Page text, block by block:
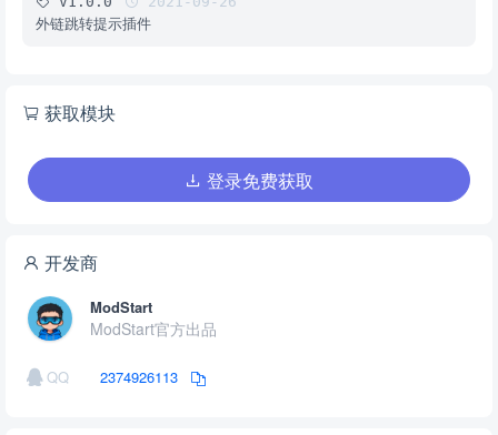
外链跳转提示插件
获取模块
登录免费获取
开发商
ModStart
ModStart官方出品
QQ 2374926113